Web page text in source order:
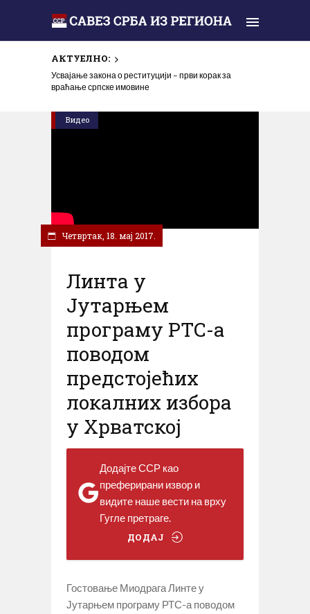
АКТУЕЛНО:
Усвајање закона о реституцији – први корак за
враћање српске имовине
Изашао 125. број листа Српско коло
Видео
Четвртак, 18. мај 2017.
Линта у
Јутарњем
програму РТС-а
поводом
предстојећих
локалних избора
у Хрватској
Додајте ССР као
преферирани извор и
видите наше вести на врху
Гугле претраге.
ДОДАЈ
Гостовање Миодрага Линте у
Јутарњем програму РТС-а поводом